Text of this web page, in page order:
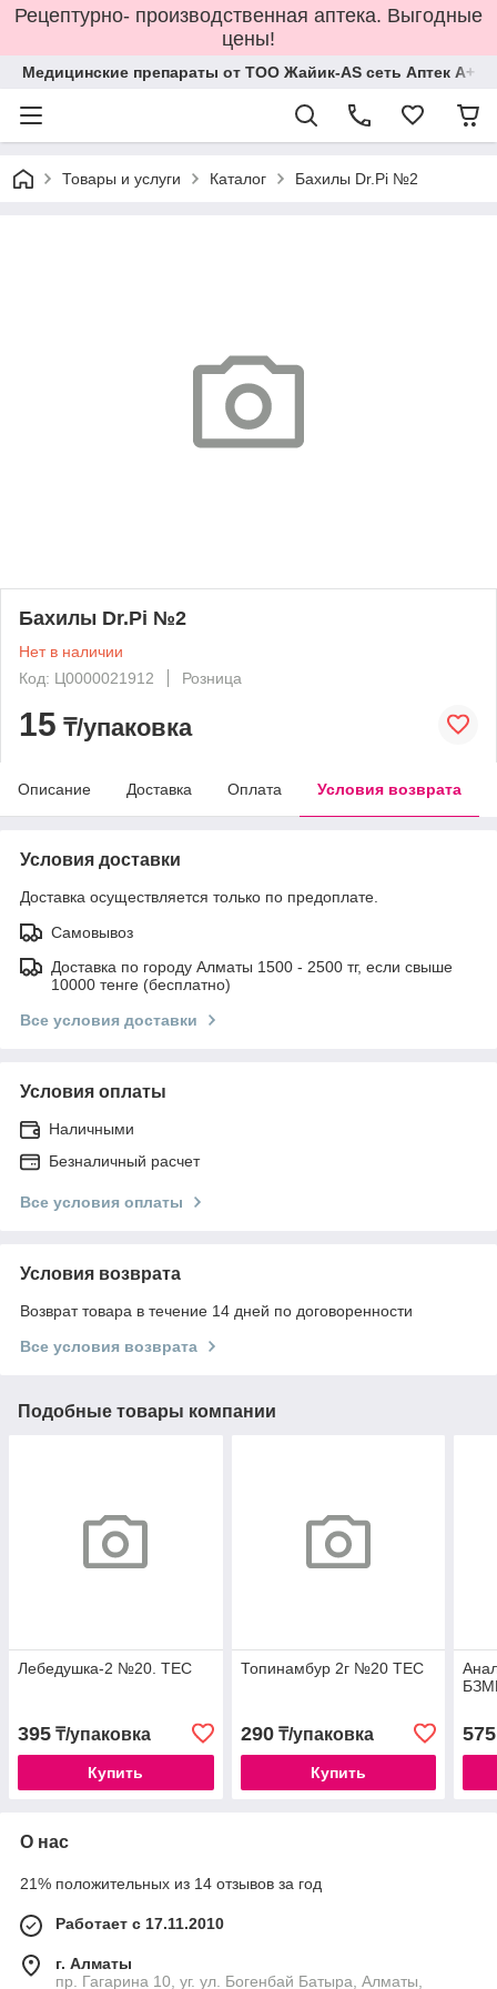
Рецептурно- производственная аптека. Выгодные
цены!
Медицинские препараты от ТОО Жайик-AS сеть Аптек А+
Товары и услуги Каталог Бахилы Dr.Pi №2
Бахилы Dr.Pi №2
Нет в наличии
Код: Ц0000021912
Розница
15 ₸/упаковка
Описание Доставка Оплата Условия возврата
Условия доставки
Доставка осуществляется только по предоплате.
Самовывоз
Доставка по городу Алматы 1500 - 2500 тг, если свыше
10000 тенге (бесплатно)
Все условия доставки
Условия оплаты
Наличными
Безналичный расчет
Все условия оплаты
Условия возврата
Возврат товара в течение 14 дней по договоренности
Все условия возврата
Подобные товары компании
Лебедушка-2 №20. ТЕС
395 ₸/упаковка
Купить
Топинамбур 2г №20 ТЕС
290₸/упаковка
Купить
575
О нас
21% положительных из 14 отзывов за год
Работает с 17.11.2010
г. Алматы
пр. Гагарина 10, уг. ул. Богенбай Батыра, Алматы,